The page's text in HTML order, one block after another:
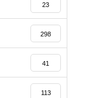
23
298
41
113